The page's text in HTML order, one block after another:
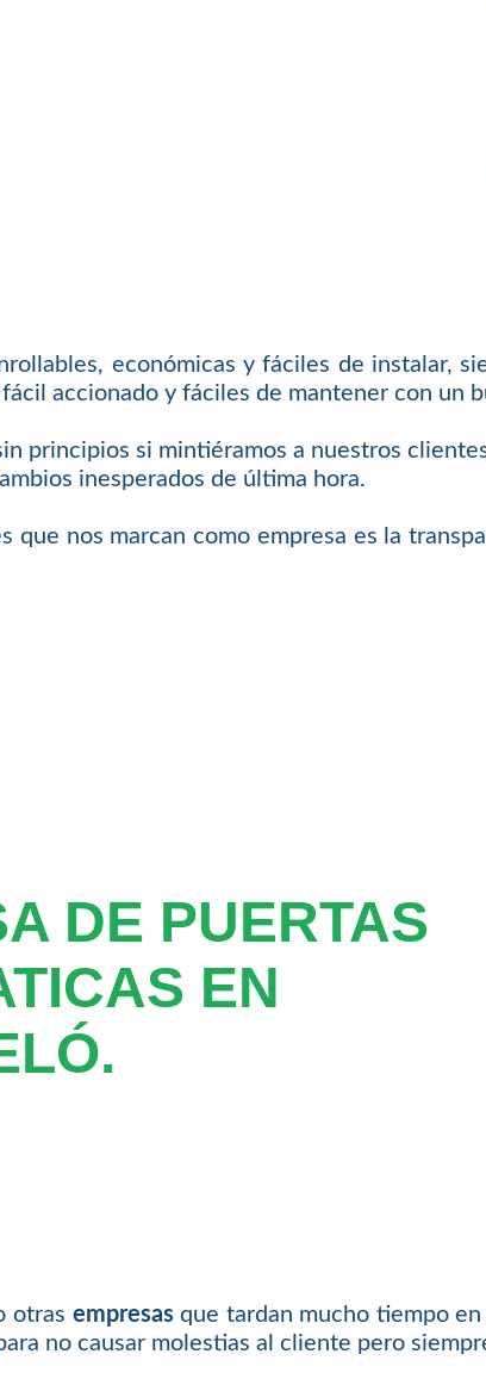
económicas y fáciles de instalar,
accionado y fáciles de mantener con un
principios si mintiéramos a nuestros
inesperados de última hora.
que nos marcan como empresa es la
DE PUERTAS
EN
otras empresasque tardan mucho tiempo en
no causar molestias al cliente pero